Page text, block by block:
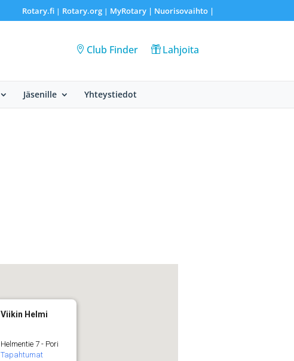
Rotary.fi| Rotary.org| MyRotary | Nuorisovaihto|
Club Finder Lahjoita
Jäsenille Yhteystiedot
Viikin Helmi
Helmentie 7 - Pori
Tapahtumat